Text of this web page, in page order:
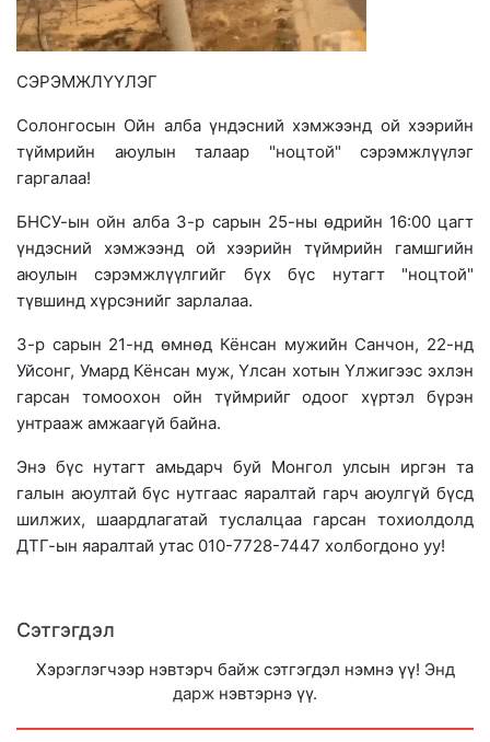
СЭРЭМЖЛҮҮЛЭГ
Солонгосын Ойн алба үндэсний хэмжээнд ой хээрийн
түймрийн аюулын талаар "ноцтой" сэрэмжлүүлэг
гаргалаа!
БНСУ-ын ойн алба 3-р сарын 25-ны өдрийн 16:00 цагт
үндэсний хэмжээнд ой хээрийн түймрийн гамшгийн
аюулын сэрэмжлүүлгийг бүх бүс нутагт "ноцтой"
түвшинд хүрсэнийг зарлалаа.
3-р сарын 21-нд өмнөд Кёнсан мужийн Санчон, 22-нд
Уйсонг, Умард Кёнсан муж, Үлсан хотын Үлжигээс эхлэн
гарсан томоохон ойн түймрийг одоог хүртэл бүрэн
унтрааж амжаагүй байна.
Энэ бүс нутагт амьдарч буй Монгол улсын иргэн та
галын аюултай бүс нутгаас яаралтай гарч аюулгүй бүсд
шилжих, шаардлагатай туслалцаа гарсан тохиолдолд
ДТГ-ын яаралтай утас 010-7728-7447 холбогдоно уу!
Сэтгэгдэл
Хэрэглэгчээр нэвтэрч байж сэтгэгдэл нэмнэ үү! Энд
дарж нэвтэрнэ үү.